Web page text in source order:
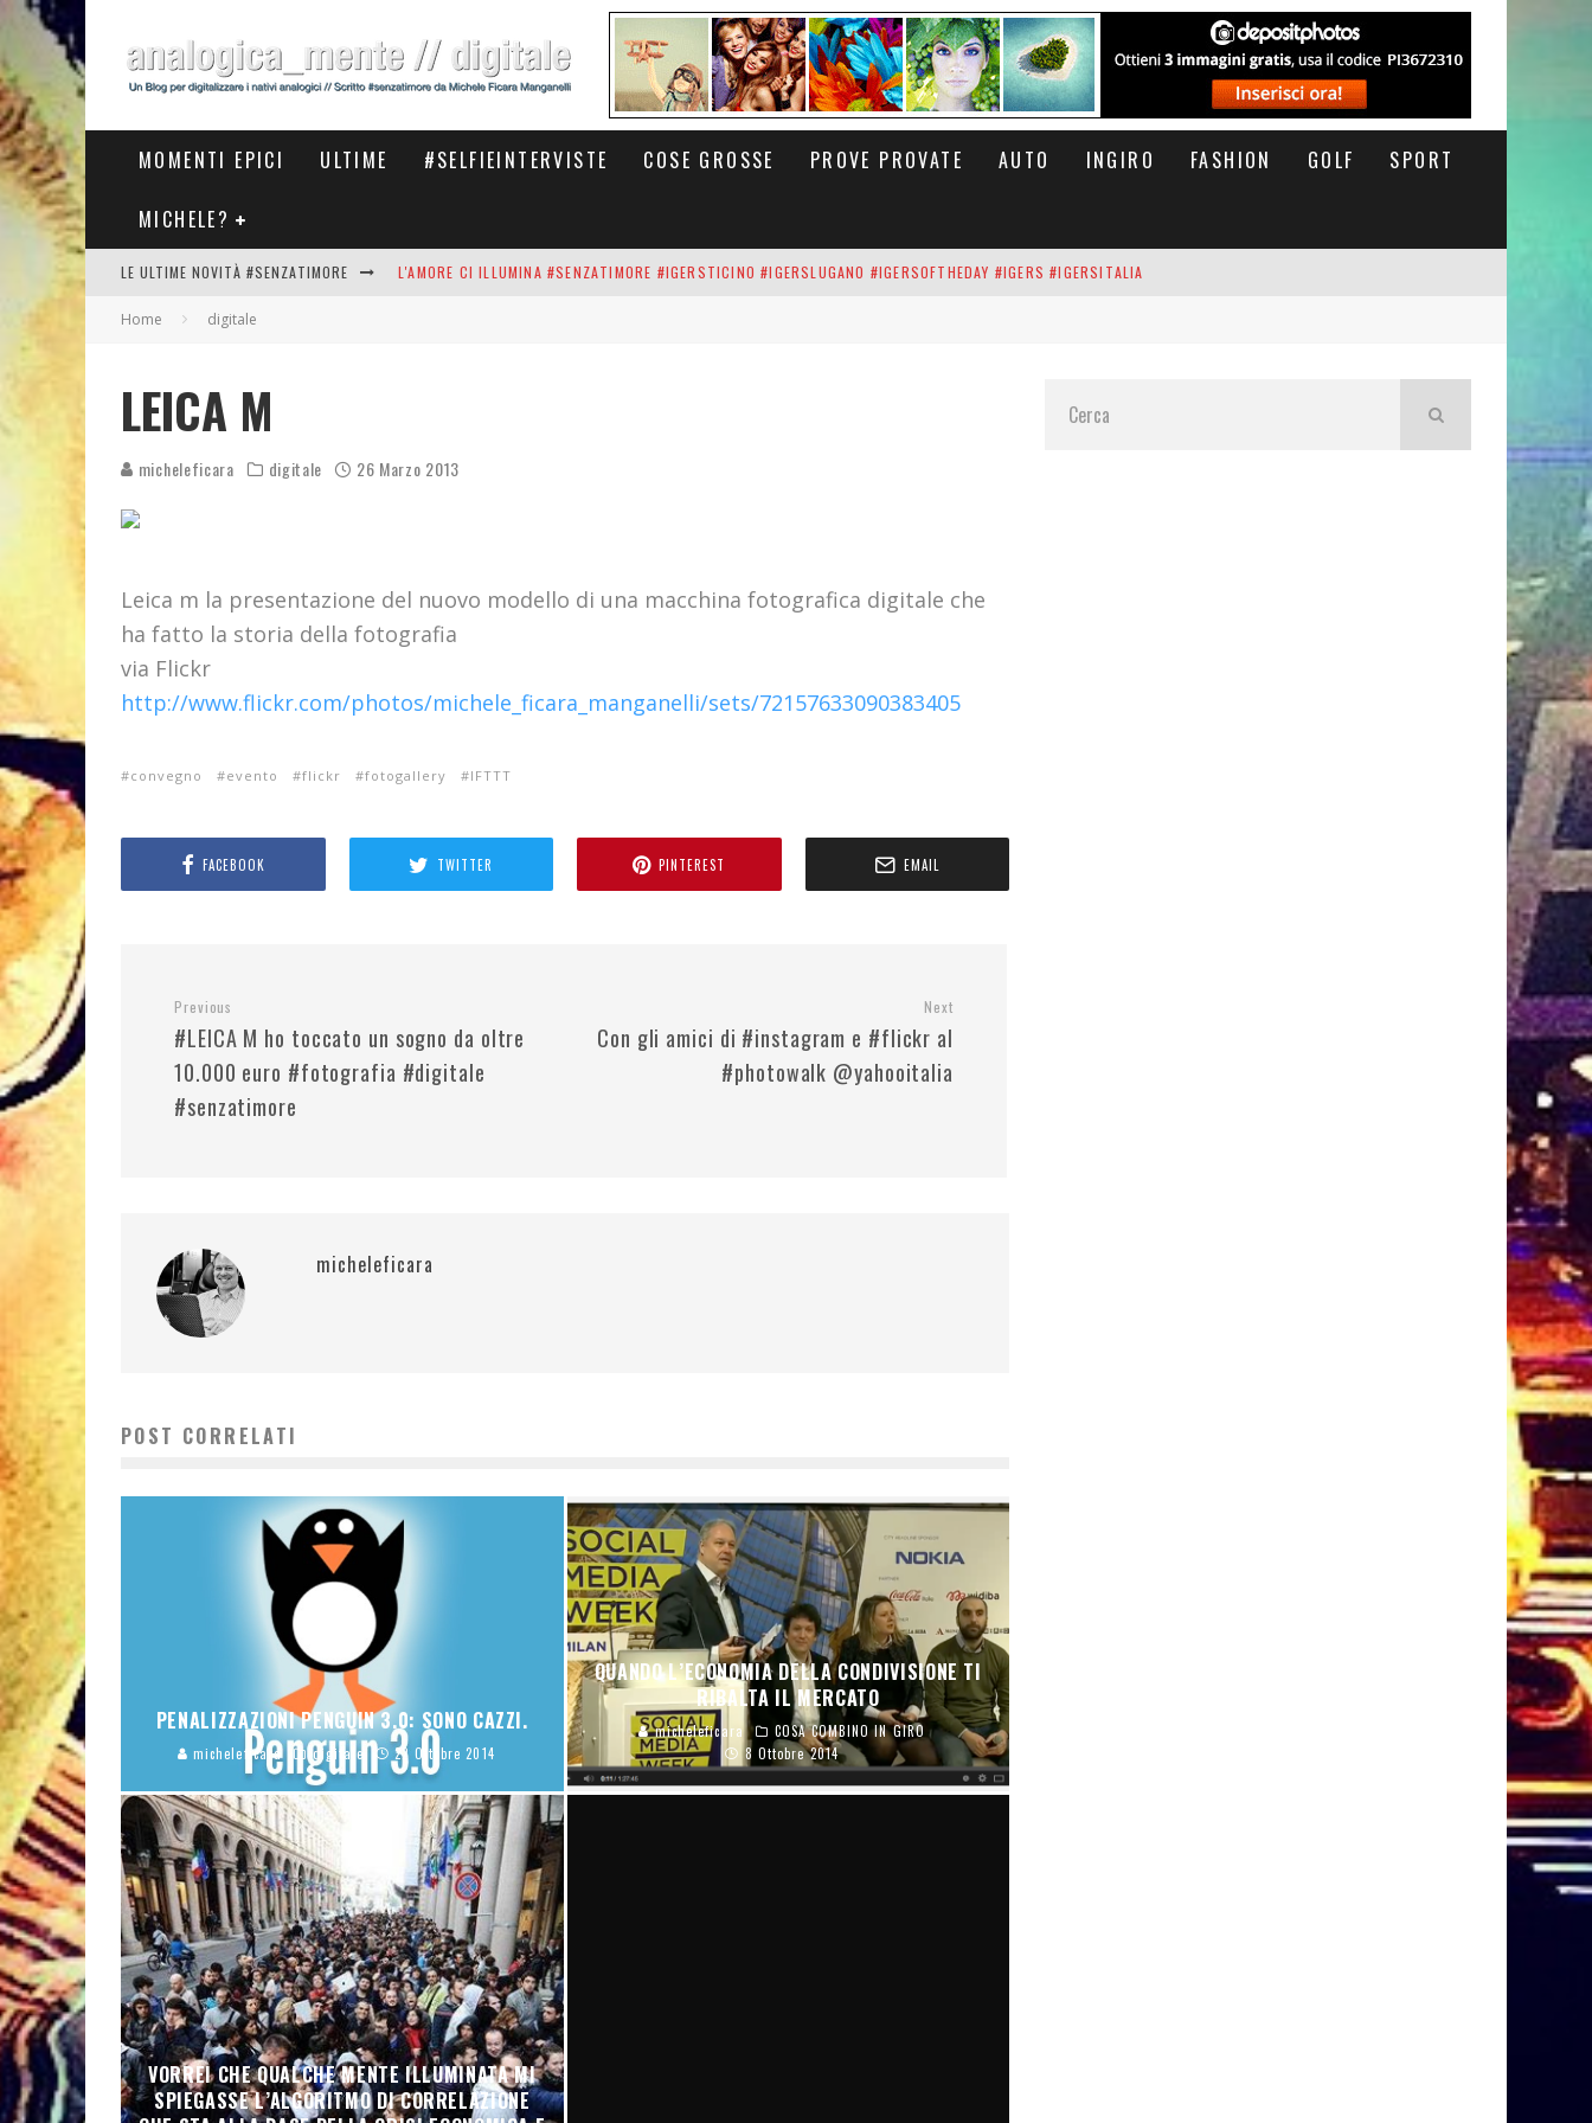
MOMENTI EPICI ULTIME #SELFIEINTERVISTE COSE GROSSE PROVE PROVATE AUTO INGIRO FASHION GOLF SPORT
MICHELE?
LE ULTIME NOVITÀ #SENZATIMORE L'AMORE CI ILLUMINA #SENZATIMORE #IGERSTICINO #IGERSLUGANO #IGERSOFTHEDAY #IGERS #IGERSITALIA
#COSEDILAVORO LA PORTA DELL'INFERNO È QUI: IL CENTRO COMMERCIALE DI ARESE OLTRE 10 KM DI CODA. POTETE MORIRE QUI.
Home digitale
LEICA M
micheleficara digitale 26 Marzo 2013
Leica m la presentazione del nuovo modello di una macchina fotografica digitale che
ha fatto la storia della fotografia
via Flickr
http://www.flickr.com/photos/michele_ficara_manganelli/sets/72157633090383405
convegno evento flickr fotogallery IFTTT
FACEBOOK TWITTER PINTEREST EMAIL
Previous
#LEICA M ho toccato un sogno da oltre
10.000 euro #fotografia #digitale
#senzatimore
Next
Con gli amici di #instagram e #flickr al
#photowalk @yahooitalia
micheleficara
POST CORRELATI
PENALIZZAZIONI PENGUIN 3.0: SONO CAZZI.
micheleficara digitale 22 Ottobre 2014
QUANDO L’ECONOMIA DELLA CONDIVISIONE TI
RIBALTA IL MERCATO
micheleficara
COSA COMBINO IN GIRO
8 Ottobre 2014
VORREI CHE QUALCHE MENTE ILLUMINATA MI
SPIEGASSE L’ALGORITMO DI CORRELAZIONE